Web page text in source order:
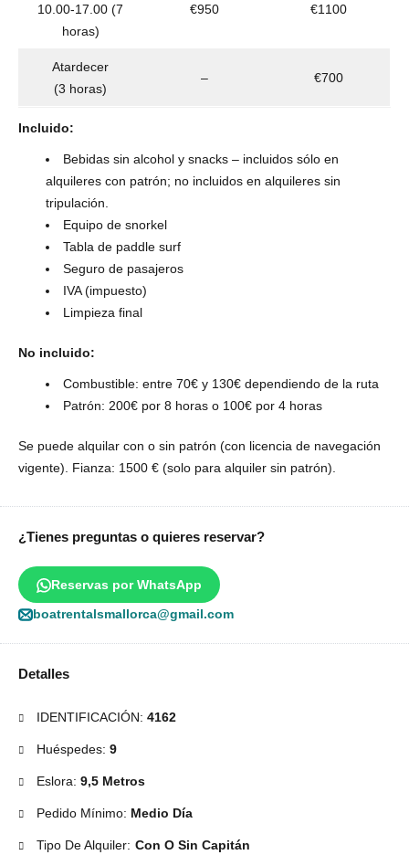
10.00-17.00 (7
horas)
€950 €1100
Atardecer
(3 horas)
– €700
Incluido:
Bebidas sin alcohol y snacks – incluidos sólo en
alquileres con patrón; no incluidos en alquileres sin
tripulación.
Equipo de snorkel
Tabla de paddle surf
Seguro de pasajeros
IVA (impuesto)
Limpieza final
No incluido:
Combustible: entre 70€ y 130€ dependiendo de la ruta
Patrón: 200€ por 8 horas o 100€ por 4 horas
Se puede alquilar con o sin patrón (con licencia de navegación
vigente). Fianza: 1500 € (solo para alquiler sin patrón).
¿Tienes preguntas o quieres reservar?
Reservas por WhatsApp
boatrentalsmallorca@gmail.com
Detalles
IDENTIFICACIÓN: 4162
Huéspedes: 9
Eslora: 9,5 Metros
Pedido Mínimo: Medio Día
Tipo De Alquiler: Con O Sin Capitán